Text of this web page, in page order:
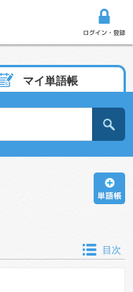
マイ単語帳
目次